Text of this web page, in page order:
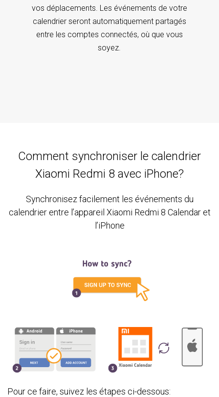
vos déplacements. Les événements de votre
calendrier seront automatiquement partagés
entre les comptes connectés, où que vous
soyez.
Comment synchroniser le calendrier
Xiaomi Redmi 8 avec iPhone?
Synchronisez facilement les événements du
calendrier entre l’appareil Xiaomi Redmi 8 Calendar et
l’iPhone
Pour ce faire, suivez les étapes ci-dessous: